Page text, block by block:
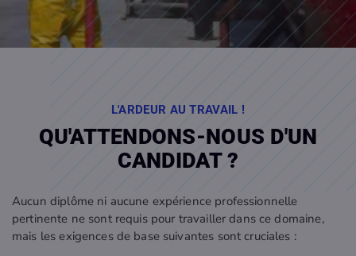
L'ARDEUR AU TRAVAIL !
QU'ATTENDONS-NOUS D'UN
CANDIDAT ?
Aucun diplôme ni aucune expérience professionnelle
pertinente ne sont requis pour travailler dans ce domaine,
mais les exigences de base suivantes sont cruciales :